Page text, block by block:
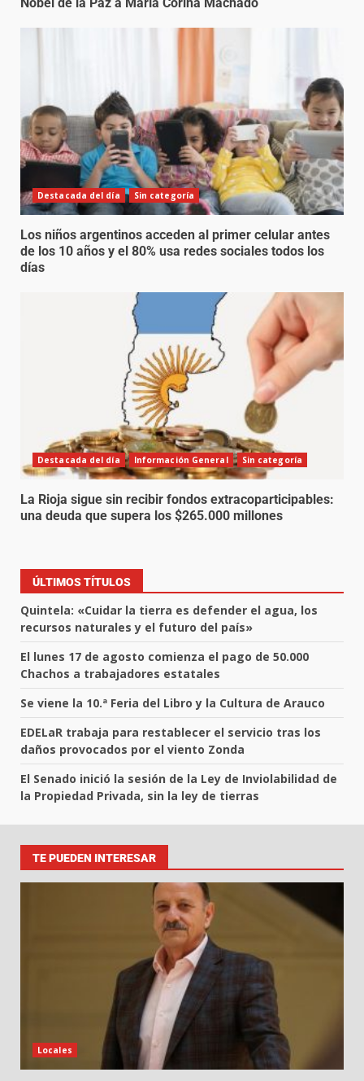
Nobel de la Paz a María Corina Machado
Destacada del día Sin categoría
Los niños argentinos acceden al primer celular antes
de los 10 años y el 80% usa redes sociales todos los
días
Destacada del día Información General Sin categoría
La Rioja sigue sin recibir fondos extracoparticipables:
una deuda que supera los $265.000 millones
ÚLTIMOS TÍTULOS
Quintela: «Cuidar la tierra es defender el agua, los
recursos naturales y el futuro del país»
El lunes 17 de agosto comienza el pago de 50.000
Chachos a trabajadores estatales
Se viene la 10.ª Feria del Libro y la Cultura de Arauco
EDELaR trabaja para restablecer el servicio tras los
daños provocados por el viento Zonda
El Senado inició la sesión de la Ley de Inviolabilidad de
la Propiedad Privada, sin la ley de tierras
TE PUEDEN INTERESAR
Locales